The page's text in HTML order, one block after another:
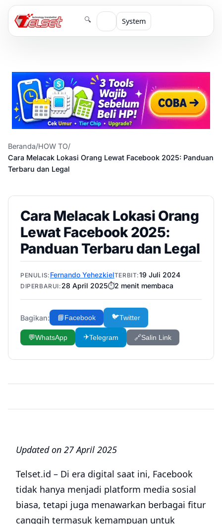
🔍 System
Beranda/HOW TO/
Cara Melacak Lokasi Orang Lewat Facebook 2025: Panduan
Terbaru dan Legal
Cara Melacak Lokasi Orang
Lewat Facebook 2025:
Panduan Terbaru dan Legal
PENULIS: Fernando YehezkielTERBIT:19 Juli 2024
DIPERBARUI: 28 April 2025⏱️2 menit membaca
Bagikan: 📘Facebook 🐦Twitter
💬WhatsApp ✈️Telegram 🔗Salin Link
Updated on 27 April 2025
Telset.id – Di era digital saat ini, Facebook
tidak hanya menjadi platform media sosial
biasa, tetapi juga menawarkan berbagai fitur
canggih termasuk kemampuan untuk